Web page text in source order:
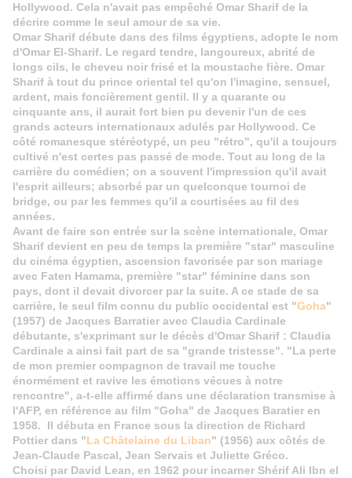
Hollywood. Cela n'avait pas empêché Omar Sharif de la
décrire comme le seul amour de sa vie.
Omar Sharif débute dans des films égyptiens, adopte le nom
d'Omar El-Sharif. Le regard tendre, langoureux, abrité de
longs cils, le cheveu noir frisé et la moustache fière. Omar
Sharif à tout du prince oriental tel qu'on l'imagine, sensuel,
ardent, mais foncièrement gentil. Il y a quarante ou
cinquante ans, il aurait fort bien pu devenir l'un de ces
grands acteurs internationaux adulés par Hollywood. Ce
côté romanesque stéréotypé, un peu "rétro", qu'il a toujours
cultivé n'est certes pas passé de mode. Tout au long de la
carrière du comédien; on a souvent l'impression qu'il avait
l'esprit ailleurs; absorbé par un quelconque tournoi de
bridge, ou par les femmes qu'il a courtisées au fil des
années.
Avant de faire son entrée sur la scène internationale, Omar
Sharif devient en peu de temps la première "star" masculine
du cinéma égyptien, ascension favorisée par son mariage
avec Faten Hamama, première "star" féminine dans son
pays, dont il devait divorcer par la suite. A ce stade de sa
carrière, le seul film connu du public occidental est "Goha"
(1957) de Jacques Barratier avec Claudia Cardinale
débutante, s'exprimant sur le décès d'Omar Sharif : Claudia
Cardinale a ainsi fait part de sa "grande tristesse". "La perte
de mon premier compagnon de travail me touche
énormément et ravive les émotions vécues à notre
rencontre", a-t-elle affirmé dans une déclaration transmise à
l'AFP, en référence au film "Goha" de Jacques Baratier en
1958. Il débuta en France sous la direction de Richard
Pottier dans "La Châtelaine du Liban" (1956) aux côtés de
Jean-Claude Pascal, Jean Servais et Juliette Gréco.
Choisi par David Lean, en 1962 pour incarner Shérif Ali Ibn el